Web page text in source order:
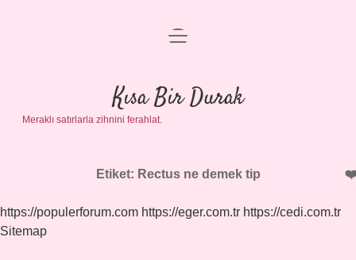
Anasayfa
Gizlilik Politikası
Yasal Uyarı
menüyü
Kısa Bir Durak
Meraklı satırlarla zihnini ferahlat.
Etiket: Rectus ne demek tip
https://populerforum.com https://eger.com.tr https://cedi.com.tr
Sitemap